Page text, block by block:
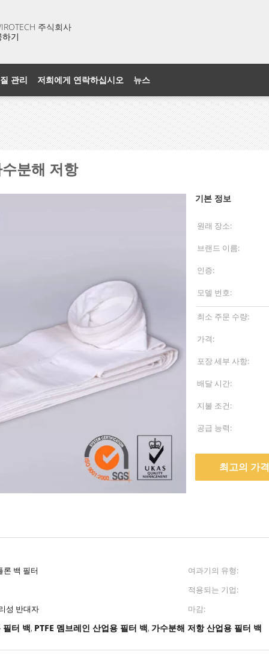
주식회사
기
관리 저희에게 연락하십시오 뉴스
분해 저항
기본 정보
원래 장소:
브랜드 이름:
인증:
모델 번호:
최소 주문 수량:
가격:
포장 세부 사항:
배달 시간:
지불 조건:
공급 능력:
최고의 가격
론 백 필터 여과기의 유형:
적용되는 기업:
성 반대자 마감:
필터 백, PTFE 멤브레인 산업용 필터 백, 가수분해 저항 산업용 필터 백